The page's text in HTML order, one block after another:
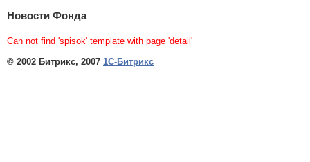
Новости Фонда
Can not find 'spisok' template with page 'detail'
© 2002 Битрикс, 2007 1С-Битрикс